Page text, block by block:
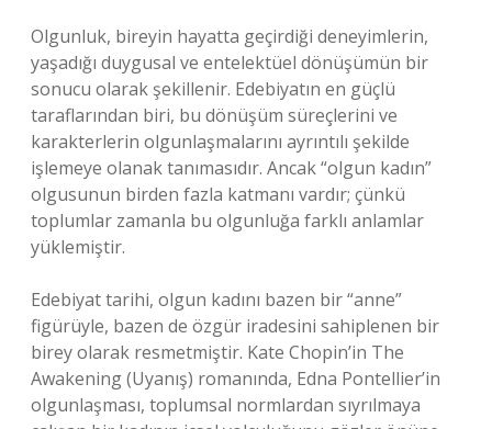
Olgunluk, bireyin hayatta geçirdiği deneyimlerin,
yaşadığı duygusal ve entelektüel dönüşümün bir
sonucu olarak şekillenir. Edebiyatın en güçlü
taraflarından biri, bu dönüşüm süreçlerini ve
karakterlerin olgunlaşmalarını ayrıntılı şekilde
işlemeye olanak tanımasıdır. Ancak “olgun kadın”
olgusunun birden fazla katmanı vardır; çünkü
toplumlar zamanla bu olgunluğa farklı anlamlar
yüklemiştir.
Edebiyat tarihi, olgun kadını bazen bir “anne”
figürüyle, bazen de özgür iradesini sahiplenen bir
birey olarak resmetmiştir. Kate Chopin’in The
Awakening (Uyanış) romanında, Edna Pontellier’in
olgunlaşması, toplumsal normlardan sıyrılmaya